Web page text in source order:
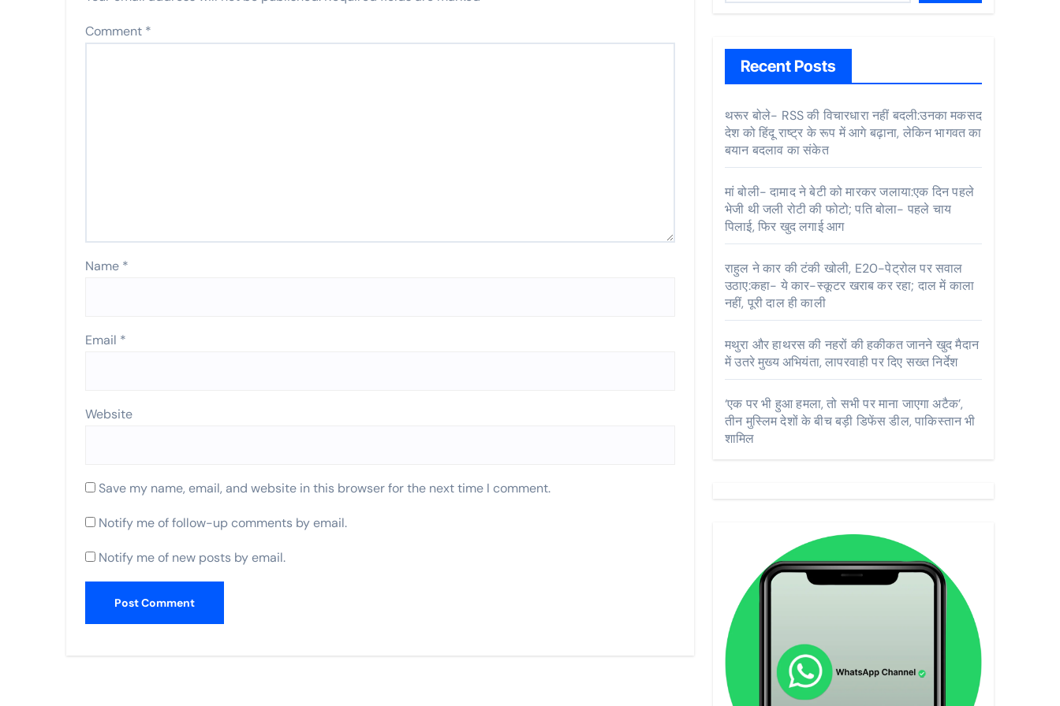
Comment *
Name *
Email *
Website
Save my name, email, and website in this browser for the next time I comment.
Notify me of follow-up comments by email.
Notify me of new posts by email.
Recent Posts
थरूर बोले- RSS की विचारधारा नहीं बदली:उनका मकसद
देश को हिंदू राष्ट्र के रूप में आगे बढ़ाना, लेकिन भागवत का
बयान बदलाव का संकेत
मां बोली- दामाद ने बेटी को मारकर जलाया:एक दिन पहले
भेजी थी जली रोटी की फोटो; पति बोला- पहले चाय
पिलाई, फिर खुद लगाई आग
राहुल ने कार की टंकी खोली, E20-पेट्रोल पर सवाल
उठाए:कहा- ये कार-स्कूटर खराब कर रहा; दाल में काला
नहीं, पूरी दाल ही काली
मथुरा और हाथरस की नहरों की हकीकत जानने खुद मैदान
में उतरे मुख्य अभियंता, लापरवाही पर दिए सख्त निर्देश
‘एक पर भी हुआ हमला, तो सभी पर माना जाएगा अटैक’,
तीन मुस्लिम देशों के बीच बड़ी डिफेंस डील, पाकिस्तान भी
शामिल